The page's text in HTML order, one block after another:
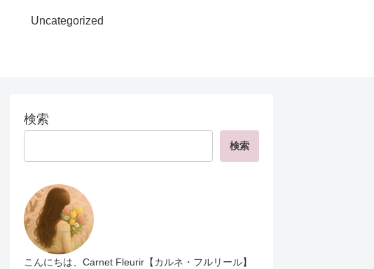
Uncategorized
検索
検索
こんにちは、Carnet Fleurir【カルネ・フルリール】